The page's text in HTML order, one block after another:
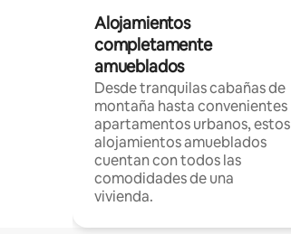
Alojamientos
completamente
amueblados
Desde tranquilas cabañas de
montaña hasta convenientes
apartamentos urbanos, estos
alojamientos amueblados
cuentan con todos las
comodidades de una
vivienda.